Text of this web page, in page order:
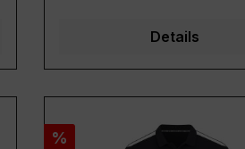
Details
Rabatt
%